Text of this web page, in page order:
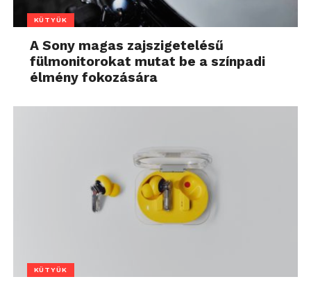
KÜTYÜK
A Sony magas zajszigetelésű
fülmonitorokat mutat be a színpadi
élmény fokozására
KÜTYÜK